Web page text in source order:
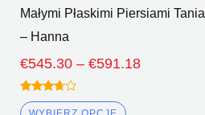
Małymi Płaskimi Piersiami Tania
– Hanna
€545.30 – €591.18
Oceniono
3.50